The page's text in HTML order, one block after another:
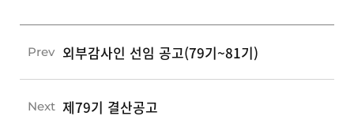
Prev 외부감사인 선임 공고(79기~81기)
Next 제79기 결산공고